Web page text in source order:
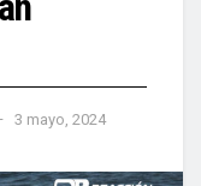
3 mayo, 2024